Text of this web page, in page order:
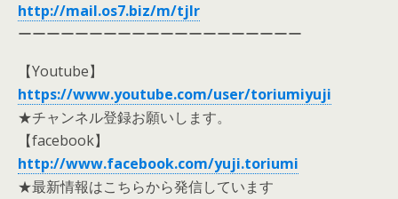
http://mail.os7.biz/m/tjlr
ーーーーーーーーーーーーーーーーーーーー
【Youtube】
https://www.youtube.com/user/toriumiyuji
★チャンネル登録お願いします。
【facebook】
http://www.facebook.com/yuji.toriumi
★最新情報はこちらから発信しています